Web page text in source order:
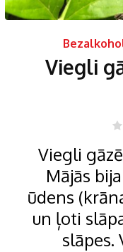
Viegli
Viegli
Mājās
ūdens
un ļoti
slāpes.